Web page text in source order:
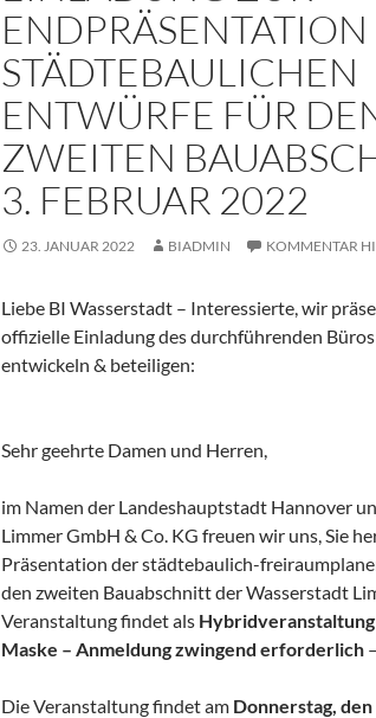
ENDPRÄSENTATION
STÄDTEBAULICHEN
ENTWÜRFE FÜR
ZWEITEN
3. FEBRUAR 2022
23. JANUAR 2022 BIADMIN KOMMENTAR
Liebe BI Wasserstadt – Interessierte, wir
offizielle Einladung des durchführenden Büros
entwickeln & beteiligen:
Sehr geehrte Damen und Herren,
im Namen der Landeshauptstadt Hannover
Limmer GmbH & Co. KG freuen wir uns, Sie
Präsentation der städtebaulich-
den zweiten Bauabschnitt der Wasserstadt
Veranstaltung findet als Hybridveranstaltung
Maske – Anmeldung zwingend erforderlich
Die Veranstaltung findet am Donnerstag,